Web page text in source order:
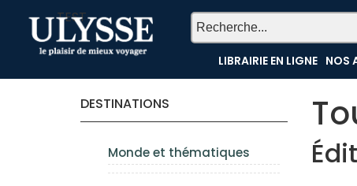
TEST
LIBRAIRIE EN LIGNE NOS
DESTINATIONS
Monde et thématiques